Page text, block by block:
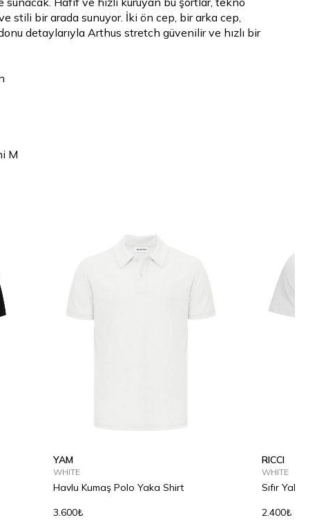
stili bir arada sunuyor. İki ön cep, bir arka cep,
detaylarıyla Arthus stretch güvenilir ve hızlı bir
M
YAM
WHITE
Havlu Kumaş Polo Yaka Shirt
3.600₺
RICCI
WHITE
Sıfır Yaka
2.400₺